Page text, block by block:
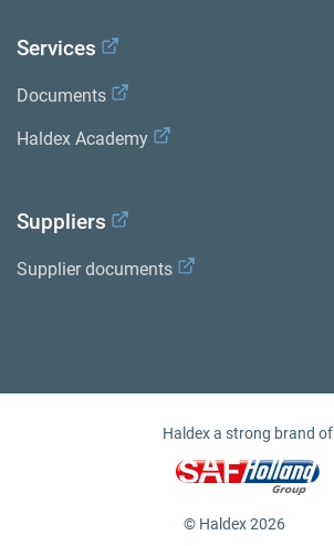
Services
Documents
Haldex Academy
Suppliers
Supplier documents
Haldex a strong brand of
© Haldex 2026